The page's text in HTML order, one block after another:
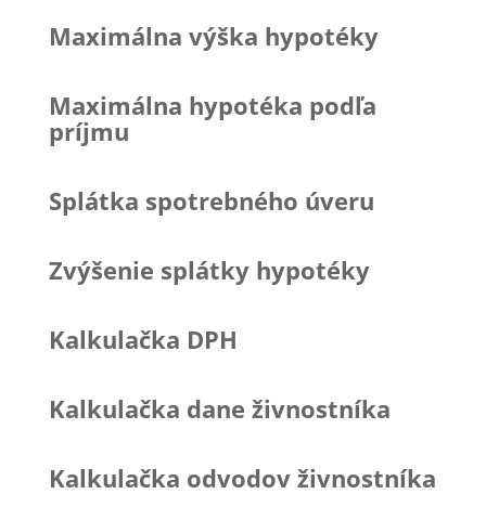
Maximálna výška hypotéky
Maximálna hypotéka podľa
príjmu
Splátka spotrebného úveru
Zvýšenie splátky hypotéky
Kalkulačka DPH
Kalkulačka dane živnostníka
Kalkulačka odvodov živnostníka